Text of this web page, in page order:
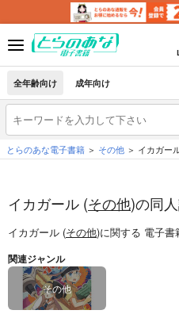
全年齢向け 成年向け
とらのあな電子書籍 その他 イカガー
イカガール (その他)の同
イカガール (その他)に関する 電子書
関連ジャンル
その他